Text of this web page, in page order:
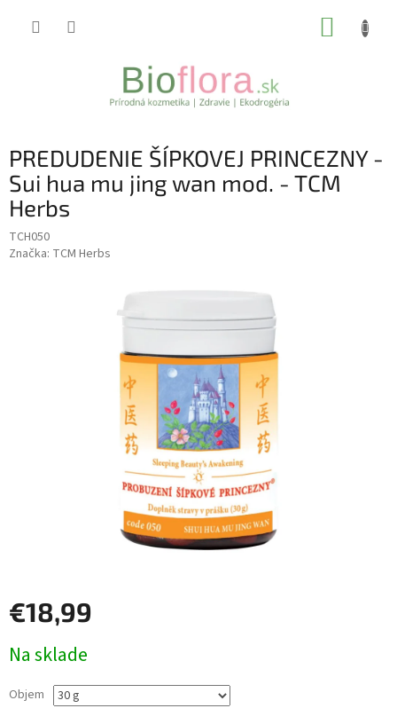
PREDUDENIE ŠÍPKOVEJ PRINCEZNY -
Sui hua mu jing wan mod. - TCM
Herbs
TCH050
Značka: TCM Herbs
€18,99
cena:
Na sklade
Objem